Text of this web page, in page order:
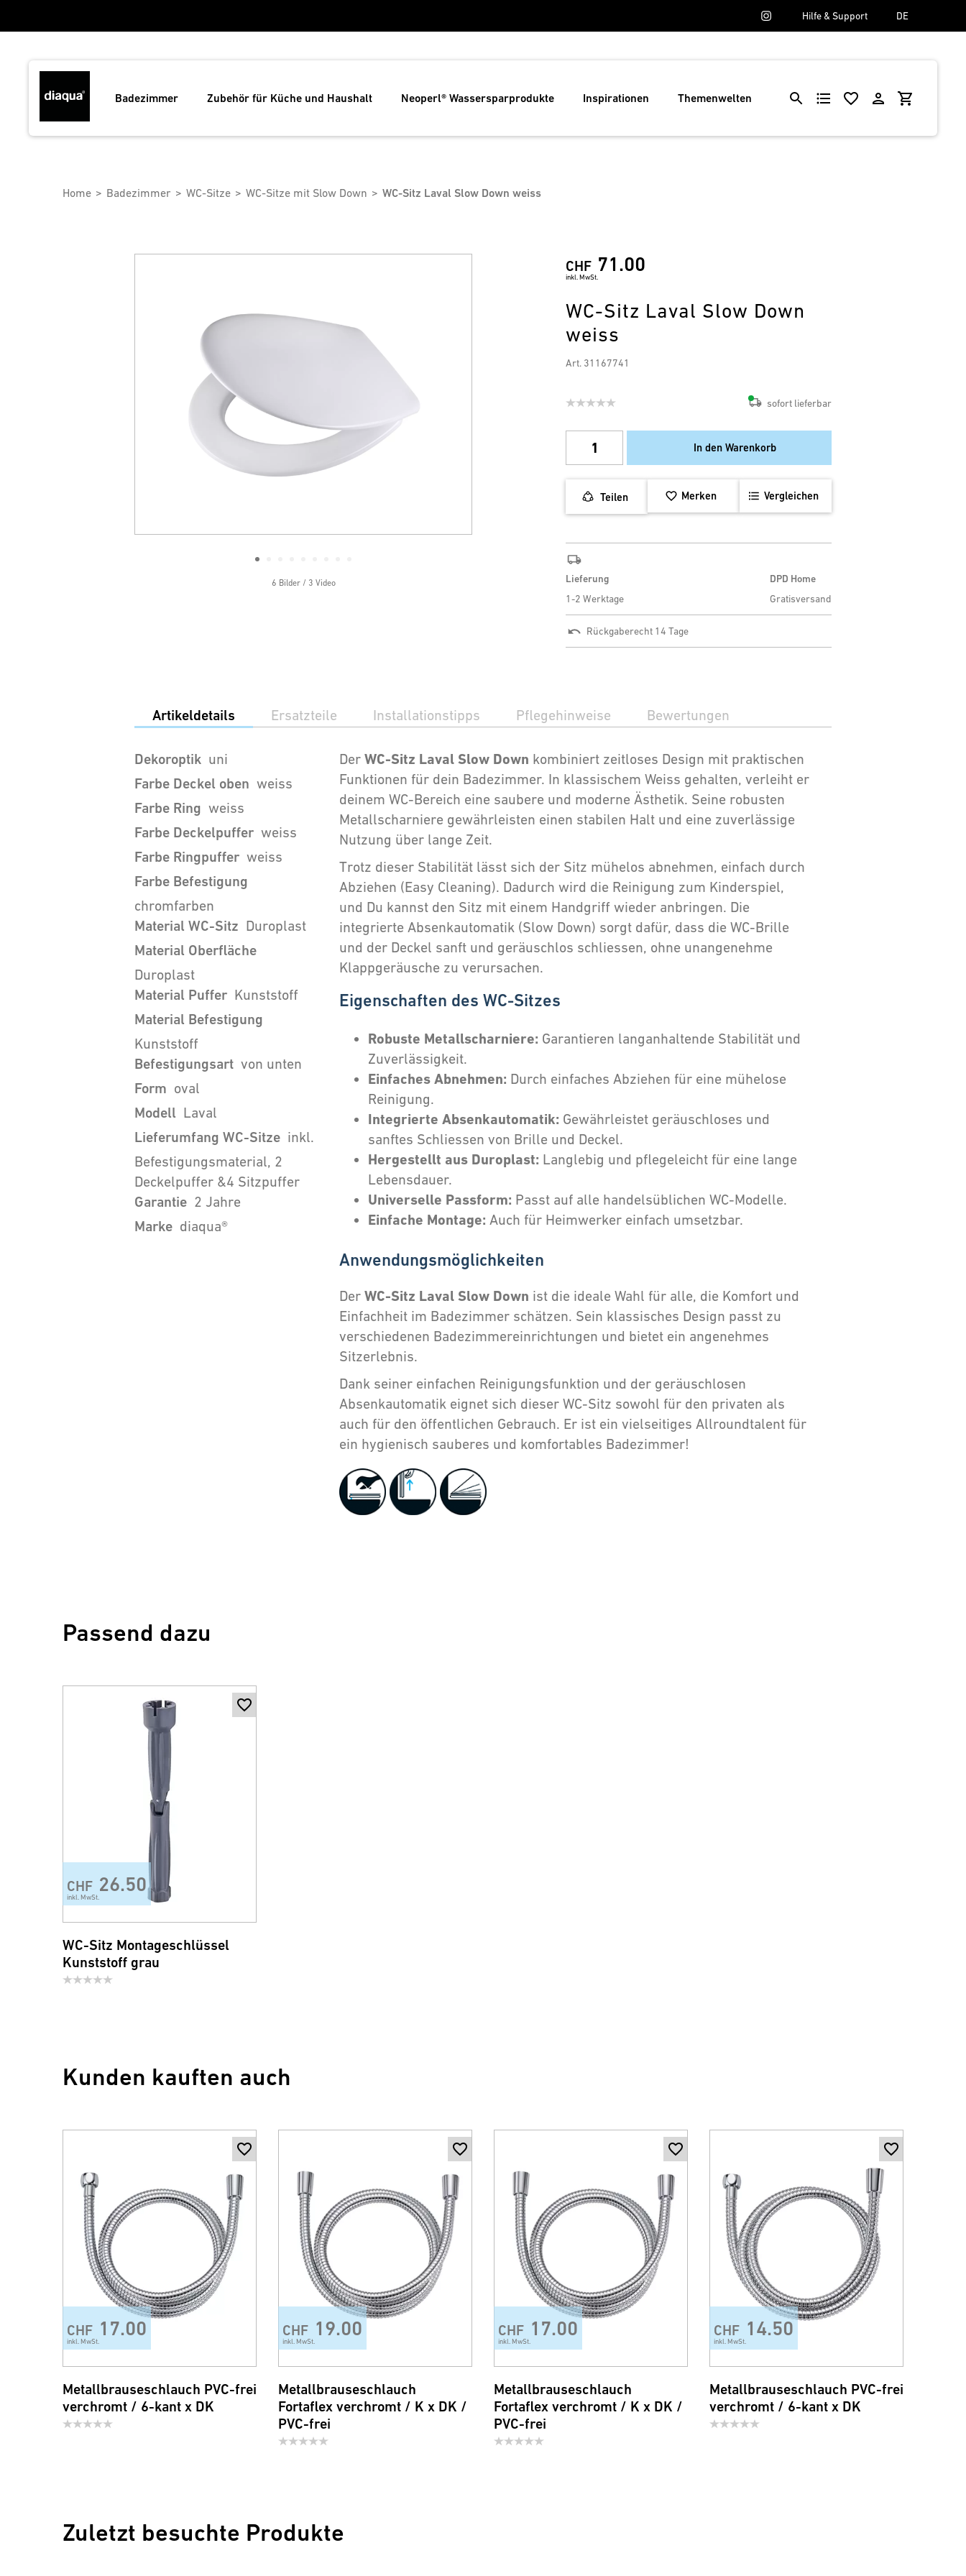
Hilfe & Support DE
Badezimmer Zubehör für Küche und Haushalt Neoperl® Wassersparprodukte Inspirationen Themenwelten
Home Badezimmer WC-Sitze WC-Sitze mit Slow Down WC-Sitz Laval Slow Down weiss
6 Bilder / 3 Video
CHF 71.00
inkl. MwSt.
WC-Sitz Laval Slow Down
weiss
Art. 31167741
sofort lieferbar
In den Warenkorb
Teilen Merken Vergleichen
Lieferung
1-2 Werktage
DPD Home
Gratisversand
Rückgaberecht 14 Tage
Artikeldetails Ersatzteile Installationstipps Pflegehinweise Bewertungen
Dekoroptik uni
Farbe Deckel oben weiss
Farbe Ring weiss
Farbe Deckelpuffer weiss
Farbe Ringpuffer weiss
Farbe Befestigung
chromfarben
Material WC-Sitz Duroplast
Material Oberfläche
Duroplast
Material Puffer Kunststoff
Material Befestigung
Kunststoff
Befestigungsart von unten
Form oval
Modell Laval
Lieferumfang WC-Sitze inkl.
Befestigungsmaterial, 2
Deckelpuffer &4 Sitzpuffer
Garantie 2 Jahre
Marke diaqua®
Der WC-Sitz Laval Slow Down kombiniert zeitloses Design mit praktischen
Funktionen für dein Badezimmer. In klassischem Weiss gehalten, verleiht er
deinem WC-Bereich eine saubere und moderne Ästhetik. Seine robusten
Metallscharniere gewährleisten einen stabilen Halt und eine zuverlässige
Nutzung über lange Zeit.
Trotz dieser Stabilität lässt sich der Sitz mühelos abnehmen, einfach durch
Abziehen (Easy Cleaning). Dadurch wird die Reinigung zum Kinderspiel,
und Du kannst den Sitz mit einem Handgriff wieder anbringen. Die
integrierte Absenkautomatik (Slow Down) sorgt dafür, dass die WC-Brille
und der Deckel sanft und geräuschlos schliessen, ohne unangenehme
Klappgeräusche zu verursachen.
Eigenschaften des WC-Sitzes
Robuste Metallscharniere: Garantieren langanhaltende Stabilität und
Zuverlässigkeit.
Einfaches Abnehmen: Durch einfaches Abziehen für eine mühelose
Reinigung.
Integrierte Absenkautomatik: Gewährleistet geräuschloses und
sanftes Schliessen von Brille und Deckel.
Hergestellt aus Duroplast: Langlebig und pflegeleicht für eine lange
Lebensdauer.
Universelle Passform: Passt auf alle handelsüblichen WC-Modelle.
Einfache Montage: Auch für Heimwerker einfach umsetzbar.
Anwendungsmöglichkeiten
Der WC-Sitz Laval Slow Down ist die ideale Wahl für alle, die Komfort und
Einfachheit im Badezimmer schätzen. Sein klassisches Design passt zu
verschiedenen Badezimmereinrichtungen und bietet ein angenehmes
Sitzerlebnis.
Dank seiner einfachen Reinigungsfunktion und der geräuschlosen
Absenkautomatik eignet sich dieser WC-Sitz sowohl für den privaten als
auch für den öffentlichen Gebrauch. Er ist ein vielseitiges Allroundtalent für
ein hygienisch sauberes und komfortables Badezimmer!
Passend dazu
CHF 26.50
inkl. MwSt.
WC-Sitz Montageschlüssel
Kunststoff grau
Kunden kauften auch
CHF 17.00
inkl. MwSt.
Metallbrauseschlauch PVC-frei
verchromt / 6-kant x DK
CHF 19.00
inkl. MwSt.
Metallbrauseschlauch
Fortaflex verchromt / K x DK /
PVC-frei
CHF 17.00
inkl. MwSt.
Metallbrauseschlauch
Fortaflex verchromt / K x DK /
PVC-frei
CHF 14.50
inkl. MwSt.
Metallbrauseschlauch PVC-frei
verchromt / 6-kant x DK
Zuletzt besuchte Produkte